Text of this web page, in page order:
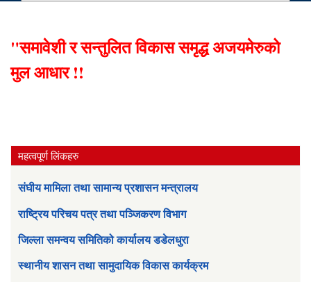
"समावेशी र सन्तुलित विकास समृद्ध अजयमेरुको
मुल आधार !!
महत्वपूर्ण लिंकहरु
संघीय मामिला तथा सामान्य प्रशासन मन्त्रालय
राष्ट्रिय परिचय पत्र तथा पञ्जिकरण विभाग
जिल्ला समन्वय समितिको कार्यालय डडेलधुरा
स्थानीय शासन तथा सामुदायिक विकास कार्यक्रम